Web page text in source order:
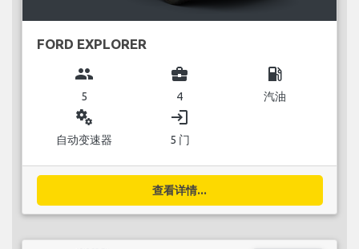
FORD EXPLORER
group
5
business_center
4
local_gas_station
汽油
miscellaneous_services
自动变速器
login
5 门
查看详情...